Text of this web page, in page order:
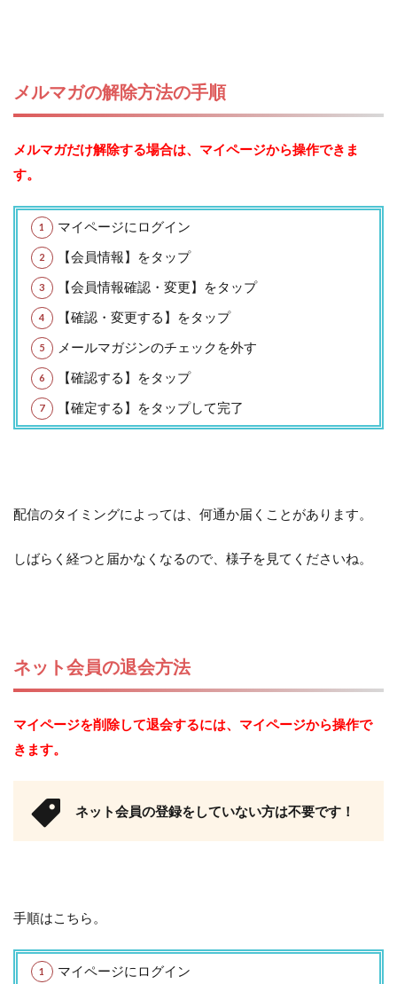
メルマガの解除方法の手順
メルマガだけ解除する場合は、マイページから操作できま
す。
マイページにログイン
【会員情報】をタップ
【会員情報確認・変更】をタップ
【確認・変更する】をタップ
メールマガジンのチェックを外す
【確認する】をタップ
【確定する】をタップして完了
配信のタイミングによっては、何通か届くことがあります。
しばらく経つと届かなくなるので、様子を見てくださいね。
ネット会員の退会方法
マイページを削除して退会するには、マイページから操作で
きます。
ネット会員の登録をしていない方は不要です！
手順はこちら。
マイページにログイン